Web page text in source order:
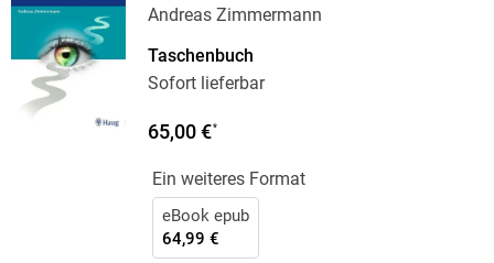
Andreas Zimmermann
Taschenbuch
Sofort lieferbar
65,00 €*
Ein weiteres Format
eBook epub
64,99 €